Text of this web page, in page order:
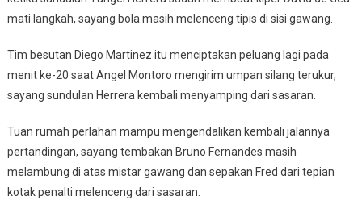
mati langkah, sayang bola masih melenceng tipis di sisi gawang.
Tim besutan Diego Martinez itu menciptakan peluang lagi pada
menit ke-20 saat Angel Montoro mengirim umpan silang terukur,
sayang sundulan Herrera kembali menyamping dari sasaran.
Tuan rumah perlahan mampu mengendalikan kembali jalannya
pertandingan, sayang tembakan Bruno Fernandes masih
melambung di atas mistar gawang dan sepakan Fred dari tepian
kotak penalti melenceng dari sasaran.